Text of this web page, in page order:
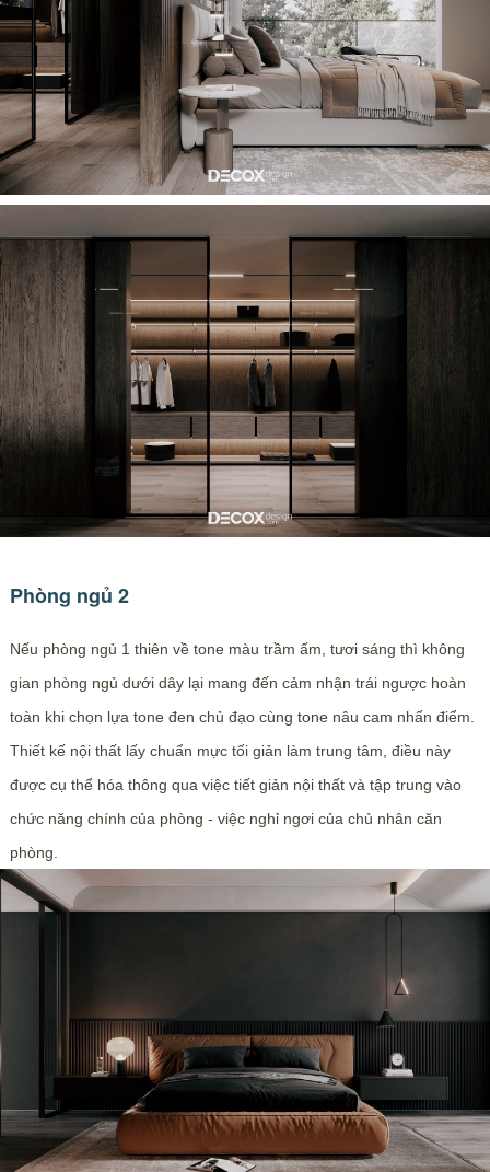
Phòng ngủ 2
Nếu phòng ngủ 1 thiên về tone màu trầm ấm, tươi sáng thì không
gian phòng ngủ dưới dây lại mang đến cảm nhận trái ngược hoàn
toàn khi chọn lựa tone đen chủ đạo cùng tone nâu cam nhấn điểm.
Thiết kế nội thất lấy chuẩn mực tối giản làm trung tâm, điều này
được cụ thể hóa thông qua việc tiết giản nội thất và tập trung vào
chức năng chính của phòng - việc nghỉ ngơi của chủ nhân căn
phòng.